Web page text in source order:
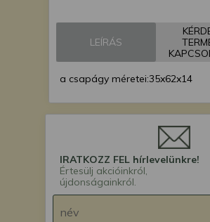
Monosem
vetőgép
LEÍRÁS
a csapágy méretei:35x62x14
IRATKOZZ FEL hírlevelünkre!
Értesülj akcióinkról,
újdonságainkról.